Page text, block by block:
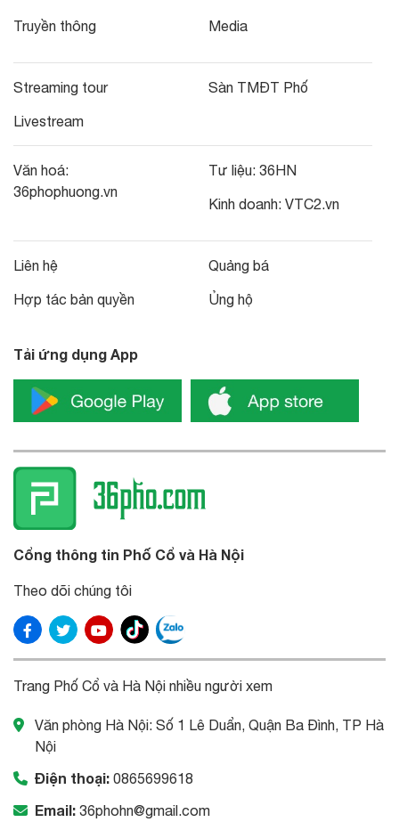
Truyền thông Media
Streaming tour
Livestream
Sàn TMĐT Phố
Văn hoá:
36phophuong.vn
Tư liệu: 36HN
Kinh doanh: VTC2.vn
Liên hệ
Hợp tác bản quyền
Quảng bá
Ủng hộ
Tải ứng dụng App
Cổng thông tin Phố Cổ và Hà Nội
Theo dõi chúng tôi
Trang Phố Cổ và Hà Nội nhiều người xem
Văn phòng Hà Nội: Số 1 Lê Duẩn, Quận Ba Đình, TP Hà
Nội
Điện thoại: 0865699618
Email: 36phohn@gmail.com